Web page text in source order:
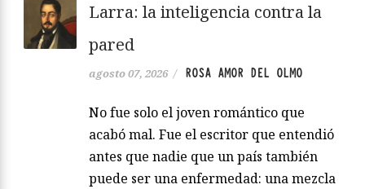
Larra: la inteligencia contra la
pared
agosto 07, 2026 / ROSA AMOR DEL OLMO
No fue solo el joven romántico que
acabó mal. Fue el escritor que entendió
antes que nadie que un país también
puede ser una enfermedad: una mezcla